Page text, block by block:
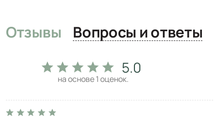
Отзывы Вопросы и ответы
5.0
на основе1оценок.